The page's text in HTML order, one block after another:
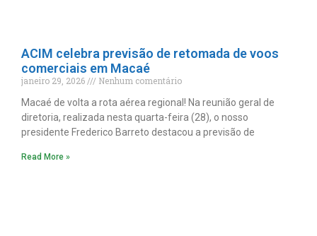
ACIM celebra previsão de retomada de voos
comerciais em Macaé
janeiro 29, 2026
Nenhum comentário
Macaé de volta a rota aérea regional! Na reunião geral de
diretoria, realizada nesta quarta-feira (28), o nosso
presidente Frederico Barreto destacou a previsão de
Read More »